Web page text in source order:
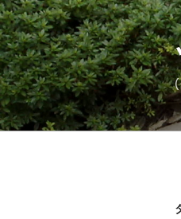
コ
ン
テ
ン
ツ
へ
ス
(